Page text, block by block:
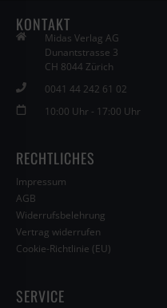
KONTAKT
Midas Verlag AG
Dunantstrasse 3
CH 8044 Zürich
0041 44 242 61 02
10:00 Uhr - 17:00 Uhr
RECHTLICHES
Impressum
AGB
Widerrufsbelehrung
Vertrag widerrufen
Cookie-Richtlinie (EU)
SERVICE